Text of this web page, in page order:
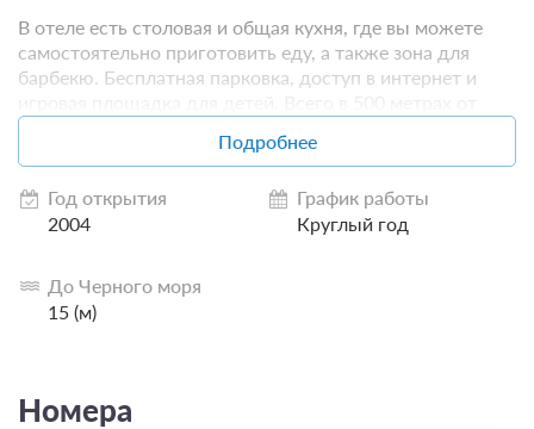
В отеле есть столовая и общая кухня, где вы можете
самостоятельно приготовить еду, а также зона для
барбекю. Бесплатная парковка, доступ в интернет и
отеля находится галечный пляж, оборудованный
раздевалками, теневыми навесами, зонтиками от
развлечений.
Отель «Эллада» — это идеальное место для
просто приятного времяпрепровождения в
прекрасном уголке Крыма.
Подробнее
Год открытия
2004
График работы
Круглый год
До Черного моря
15 (м)
Номера